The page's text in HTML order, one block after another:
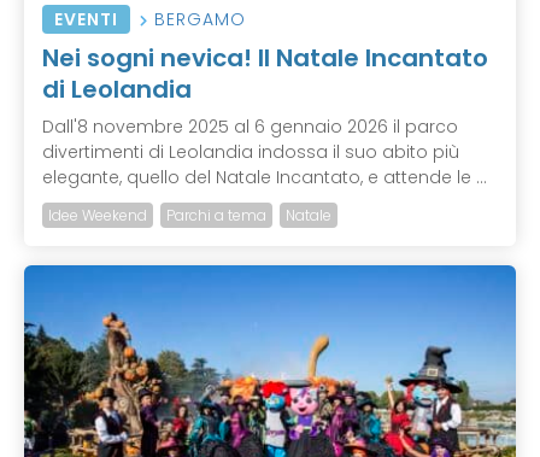
EVENTI BERGAMO
Nei sogni nevica! Il Natale Incantato
di Leolandia
Dall'8 novembre 2025 al 6 gennaio 2026 il parco
divertimenti di Leolandia indossa il suo abito più
elegante, quello del Natale Incantato, e attende le ...
Idee Weekend Parchi a tema Natale